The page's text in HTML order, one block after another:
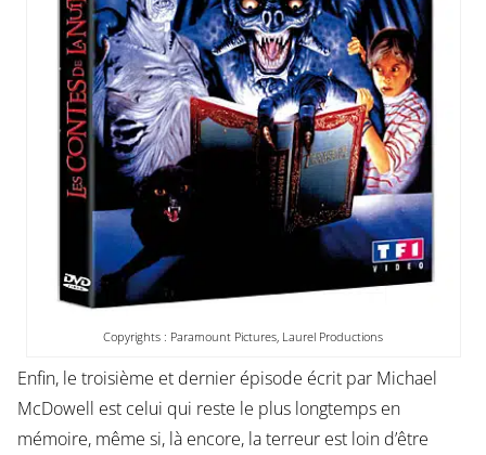
Copyrights : Paramount Pictures, Laurel Productions
Enfin, le troisième et dernier épisode écrit par Michael
McDowell est celui qui reste le plus longtemps en
mémoire, même si, là encore, la terreur est loin d’être